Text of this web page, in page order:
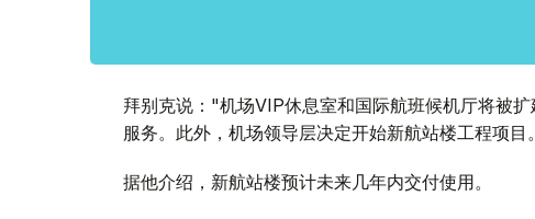
拜别克说："机场VIP休息室和国际航班候机厅将被
服务。此外，机场领导层决定开始新航站楼工程项目
据他介绍，新航站楼预计未来几年内交付使用。